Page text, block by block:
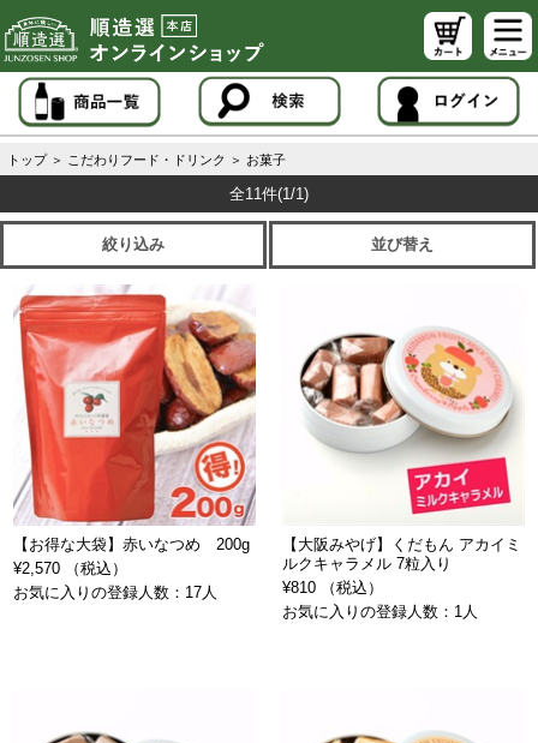
トップ ＞ こだわりフード・ドリンク ＞ お菓子
全11件(1/1)
絞り込み 並び替え
【お得な大袋】赤いなつめ 200g
¥2,570 （税込）
お気に入りの登録人数：17人
【大阪みやげ】くだもん アカイミ
ルクキャラメル 7粒入り
¥810 （税込）
お気に入りの登録人数：1人